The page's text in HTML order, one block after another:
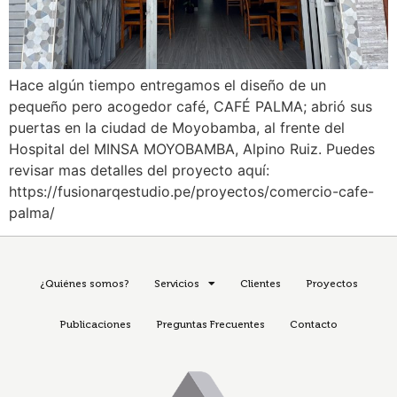
Hace algún tiempo entregamos el diseño de un
pequeño pero acogedor café, CAFÉ PALMA; abrió sus
puertas en la ciudad de Moyobamba, al frente del
Hospital del MINSA MOYOBAMBA, Alpino Ruiz. Puedes
revisar mas detalles del proyecto aquí:
https://fusionarqestudio.pe/proyectos/comercio-cafe-
palma/
¿Quiénes somos? Servicios Clientes Proyectos
Publicaciones Preguntas Frecuentes Contacto